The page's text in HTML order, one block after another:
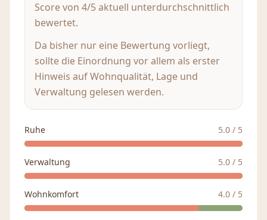
Score von 4/5 aktuell unterdurchschnittlich
bewertet.
Da bisher nur eine Bewertung vorliegt,
sollte die Einordnung vor allem als erster
Hinweis auf Wohnqualität, Lage und
Verwaltung gelesen werden.
Ruhe 5.0 / 5
Verwaltung 5.0 / 5
Wohnkomfort 4.0 / 5